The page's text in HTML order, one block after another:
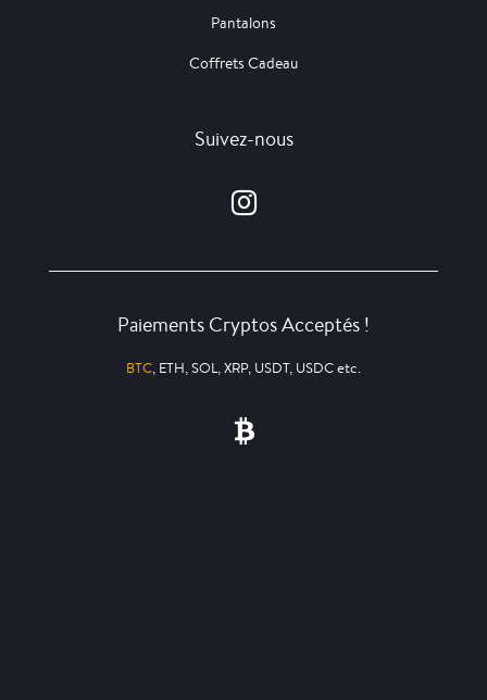
Pantalons
Coffrets Cadeau
Suivez-nous
Paiements Cryptos Acceptés !
BTC, ETH, SOL, XRP, USDT, USDC etc.